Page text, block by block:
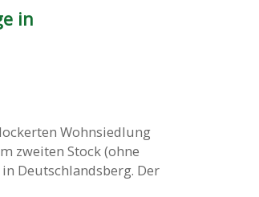
in
Wohnsiedlung
zweiten Stock (ohne
Deutschlandsberg. Der